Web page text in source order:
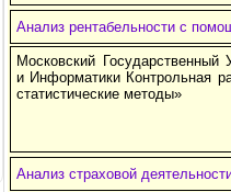
Анализ рентабельности с
Московский Государственный
и Информатики Контрольная
статистические методы»
Анализ страховой